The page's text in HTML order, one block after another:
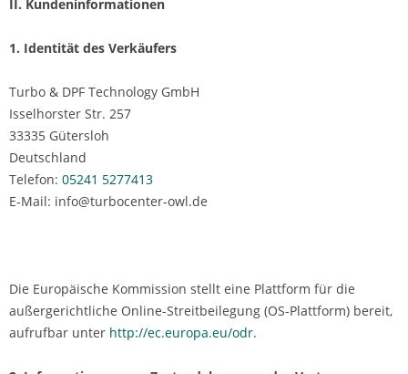
II. Kundeninformationen
1. Identität des Verkäufers
Turbo & DPF Technology GmbH
Isselhorster Str. 257
33335 Gütersloh
Deutschland
Telefon: 05241 5277413
E-Mail: info@turbocenter-owl.de
Die Europäische Kommission stellt eine Plattform für die
außergerichtliche Online-Streitbeilegung (OS-Plattform) bereit,
aufrufbar unter http://ec.europa.eu/odr.